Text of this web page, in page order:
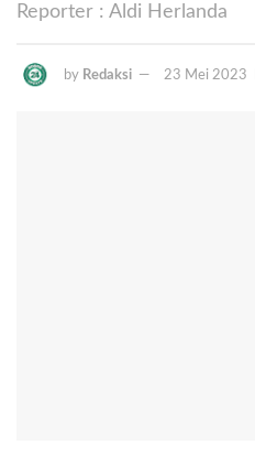
Reporter : Aldi Herlanda
by Redaksi 23 Mei 2023